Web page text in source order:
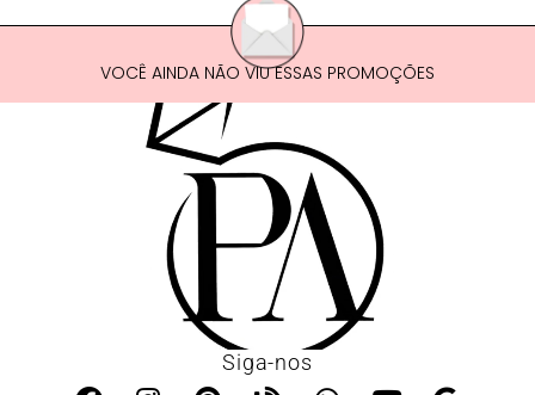
VOCÊ AINDA NÃO VIU ESSAS PROMOÇÕES
Siga-nos